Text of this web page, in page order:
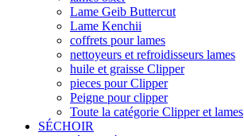
Lame Geib Buttercut
Lame Kenchii
coffrets pour lames
nettoyeurs et refroidisseurs lames
huile et graisse Clipper
pieces pour Clipper
Peigne pour clipper
Toute la catégorie Clipper et lames
SÉCHOIR